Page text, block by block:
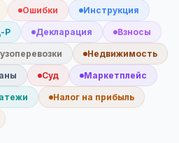
Ошибки Инструкция
Р Декларация Взносы
Недвижимость
Суд Маркетплейс
Налог на прибыль